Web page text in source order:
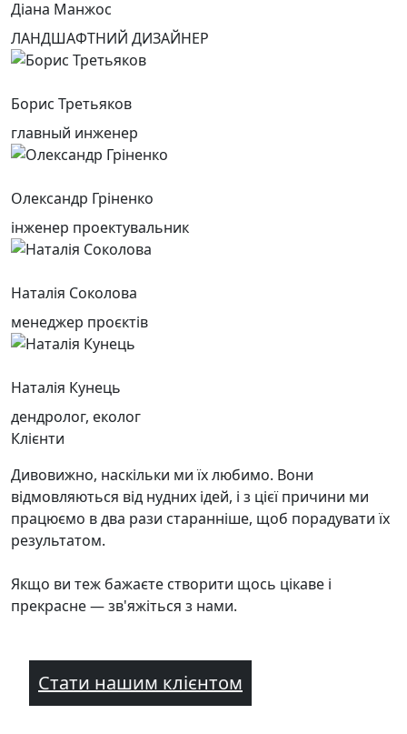
Діана Манжос
ЛАНДШАФТНИЙ ДИЗАЙНЕР
Борис Третьяков
главный инженер
Олександр Гріненко
інженер проектувальник
Наталія Соколова
менеджер проєктів
Наталія Кунець
дендролог, еколог
Клієнти
Дивовижно, наскільки ми їх любимо. Вони
відмовляються від нудних ідей, і з цієї причини ми
працюємо в два рази старанніше, щоб порадувати їх
результатом.
Якщо ви теж бажаєте створити щось цікаве і
прекрасне — зв'яжіться з нами.
Стати нашим клієнтом